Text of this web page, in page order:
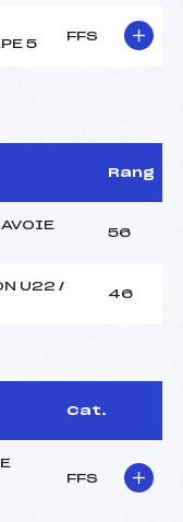
5
FFS
Rang
56
U22 /
46
Cat.
FFS